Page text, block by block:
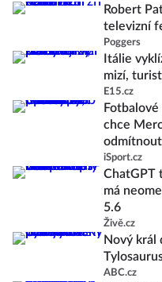
Robert
televizní
Poggers
Itálie
mizí,
E15.cz
chce
odmítnout
iSport.cz
ChatGPT
má
5.6
Živě.cz
Nový král
ABC.cz